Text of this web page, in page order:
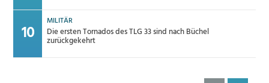
MILITÄR
Die ersten Tornados des TLG 33 sind nach Büchel
zurückgekehrt